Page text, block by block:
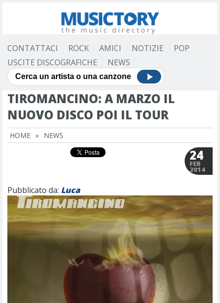
CONTATTACI ROCK AMICI NOTIZIE
POP
USCITE DISCOGRAFICHE
NEWS
TIROMANCINO: A MARZO IL
NUOVO DISCO POI IL TOUR
HOME » NEWS
24
FEB
2014
Pubblicato da: Luca